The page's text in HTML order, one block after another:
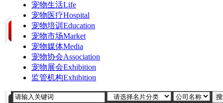
宠物生活Life
宠物医疗Hospital
宠物培训 Education
宠物市场Market
宠物媒体Media
宠物协会Association
宠物展会Exhibition
监管机构Exhibition